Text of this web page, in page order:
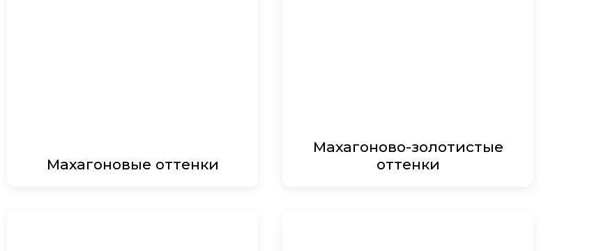
Махагоновые оттенки
Махагоново-золотистые
оттенки